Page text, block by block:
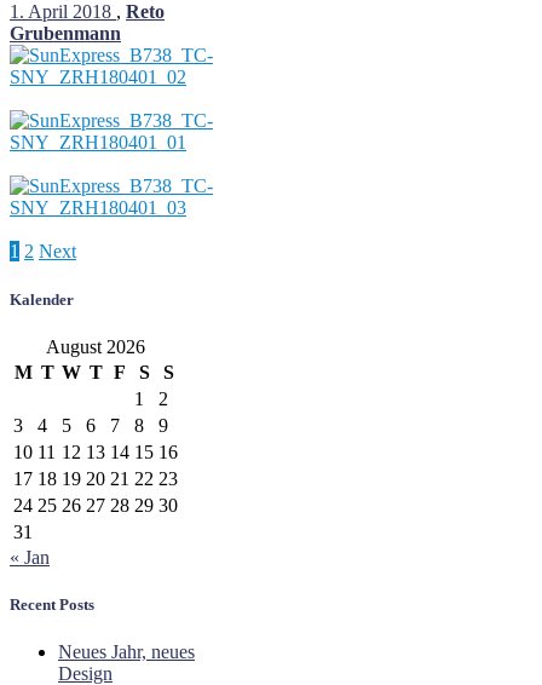
1. April 2018 , Reto
Grubenmann
Posts
pagination
1 2 Next
Kalender
August 2026
M T W T F S
S
1
2
3
4 5 6 7 8
9
10 11 12 13 14 15 16
17 18 19 20 21 22 23
24 25 26 27 28 29 30
31
« Jan
Recent Posts
Neues Jahr, neues
Design